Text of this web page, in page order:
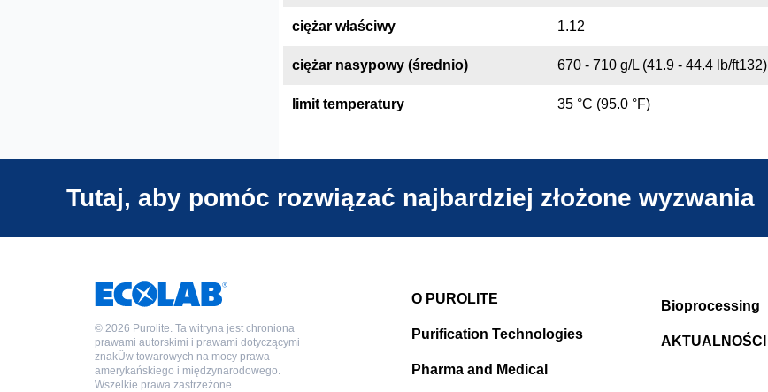
ciężar właściwy 1.12
ciężar nasypowy (średnio) 670 - 710 g/L (41.9 - 44.4 lb/ft132)
limit temperatury 35 °C (95.0 °F)
Tutaj, aby pomóc rozwiązać najbardziej złożone wyzwania
© 2026 Purolite. Ta witryna jest chroniona
prawami autorskimi i prawami dotyczącymi
znakÛw towarowych na mocy prawa
amerykańskiego i międzynarodowego.
Wszelkie prawa zastrzeżone.
O PUROLITE
Purification Technologies
Pharma and Medical
Bioprocessing
AKTUALNOŚCI